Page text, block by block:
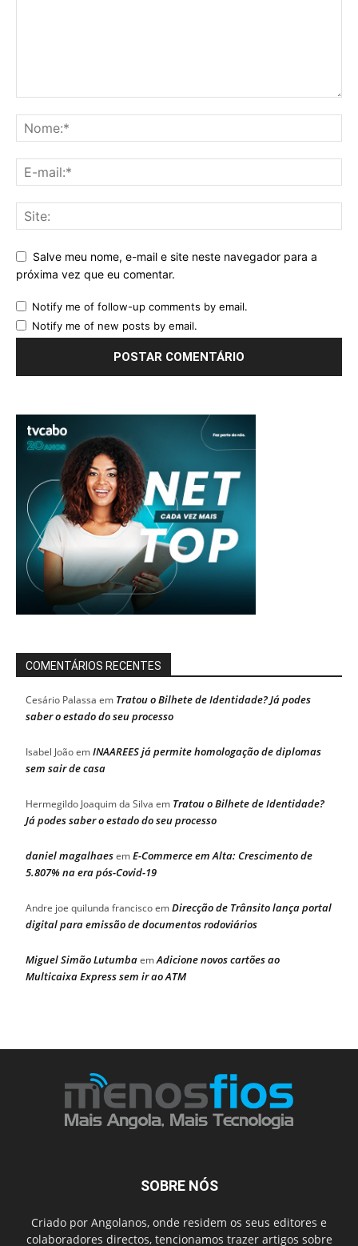
Salve meu nome, e-mail e site neste navegador para a
próxima vez que eu comentar.
Notify me of follow-up comments by email.
Notify me of new posts by email.
COMENTÁRIOS RECENTES
Cesário Palassa em Tratou o Bilhete de Identidade? Já podes
saber o estado do seu processo
Isabel JoãoemINAAREES já permite homologação de diplomas
sem sair de casa
Hermegildo Joaquim da Silva em Tratou o Bilhete de Identidade?
Já podes saber o estado do seu processo
daniel magalhaesemE-Commerce em Alta: Crescimento de
5.807% na era pós-Covid-19
Andre joe quilunda franciscoemDirecção de Trânsito lança portal
digital para emissão de documentos rodoviários
Miguel Simão LutumbaemAdicione novos cartões ao
Multicaixa Express sem ir ao ATM
SOBRE NÓS
Criado por Angolanos, onde residem os seus editores e
colaboradores directos, tencionamos trazer artigos sobre